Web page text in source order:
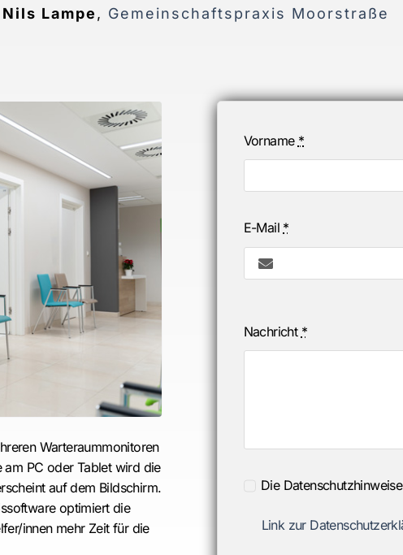
Nils Lampe, Gemeinschaftspraxis Moorstraße
Warteraummonitoren
PC oder Tablet wird die
auf dem Bildschirm.
optimiert die
innen mehr Zeit für die
Vorname *
E-Mail *
Nachricht *
Die
Link zur